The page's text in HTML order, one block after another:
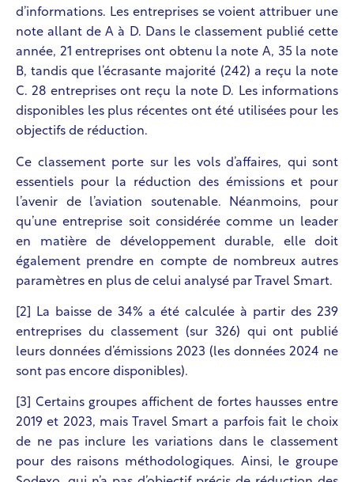
d’informations. Les entreprises se voient attribuer une
note allant de A à D. Dans le classement publié cette
année, 21 entreprises ont obtenu la note A, 35 la note
B, tandis que l’écrasante majorité (242) a reçu la note
C. 28 entreprises ont reçu la note D. Les informations
disponibles les plus récentes ont été utilisées pour les
objectifs de réduction.
Ce classement porte sur les vols d’affaires, qui sont
essentiels pour la réduction des émissions et pour
l’avenir de l’aviation soutenable. Néanmoins, pour
qu’une entreprise soit considérée comme un leader
en matière de développement durable, elle doit
également prendre en compte de nombreux autres
paramètres en plus de celui analysé par Travel Smart.
[2] La baisse de 34% a été calculée à partir des 239
entreprises du classement (sur 326) qui ont publié
leurs données d’émissions 2023 (les données 2024 ne
sont pas encore disponibles).
[3] Certains groupes affichent de fortes hausses entre
2019 et 2023, mais Travel Smart a parfois fait le choix
de ne pas inclure les variations dans le classement
pour des raisons méthodologiques. Ainsi, le groupe